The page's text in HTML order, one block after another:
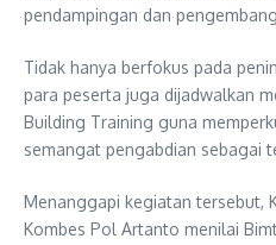
pendampingan dan
Tidak hanya berfokus pada
para peserta juga dijadwalkan
Building Training guna
semangat pengabdian sebagai
Menanggapi kegiatan tersebut,
Kombes Pol Artanto menilai